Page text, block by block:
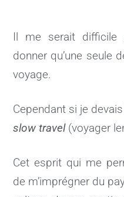
Il me serait
donner qu’une seule
voyage.
Cependant si je
slow travel(voyager
Cet esprit qui me
de m’imprégner du